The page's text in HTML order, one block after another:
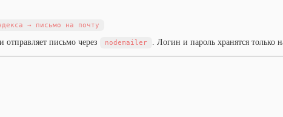
письмо через nodemailer . Логин и пароль хранятся только